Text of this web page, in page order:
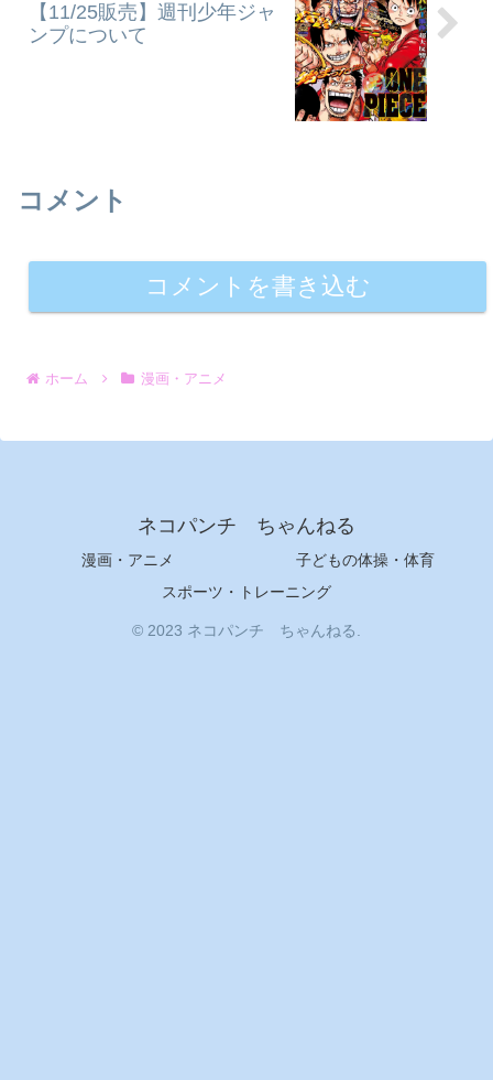
【11/25販売】週刊少年ジャ
ンプについて
コメント
コメントを書き込む
ホーム 漫画・アニメ
ネコパンチ ちゃんねる
漫画・アニメ
子どもの体操・体育
スポーツ・トレーニング
© 2023 ネコパンチ ちゃんねる.